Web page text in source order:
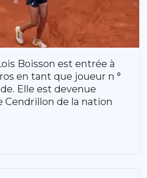
Boisson est entrée à
en tant que joueur n °
Elle est devenue
Cendrillon de la nation